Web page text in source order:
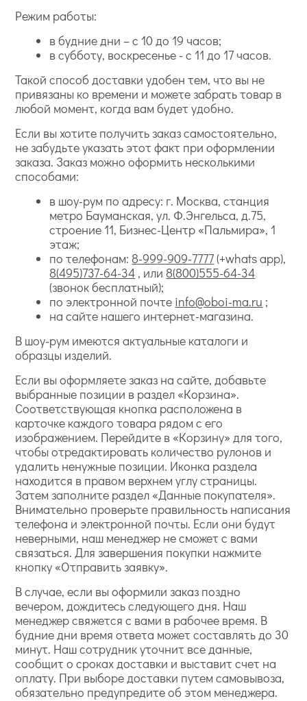
Режим работы:
в будние дни – с 10 до 19 часов;
в субботу, воскресенье - с 11 до 17 часов.
Такой способ доставки удобен тем, что вы не
привязаны ко времени и можете забрать товар в
любой момент, когда вам будет удобно.
Если вы хотите получить заказ самостоятельно,
не забудьте указать этот факт при оформлении
заказа. Заказ можно оформить несколькими
способами:
в шоу-рум по адресу: г. Москва, станция
метро Бауманская, ул. Ф.Энгельса, д.75,
строение 11, Бизнес-Центр «Пальмира», 1
этаж;
по телефонам: 8-999-909-7777(+whats app),
8(495)737-64-34 , или 8(800)555-64-34
(звонок бесплатный);
по электронной почте info@oboi-ma.ru ;
на сайте нашего интернет-магазина.
В шоу-рум имеются актуальные каталоги и
образцы изделий.
Если вы оформляете заказ на сайте, добавьте
выбранные позиции в раздел «Корзина».
Соответствующая кнопка расположена в
карточке каждого товара рядом с его
изображением. Перейдите в «Корзину» для того,
чтобы отредактировать количество рулонов и
удалить ненужные позиции. Иконка раздела
находится в правом верхнем углу страницы.
Затем заполните раздел «Данные покупателя».
Внимательно проверьте правильность написания
телефона и электронной почты. Если они будут
неверными, наш менеджер не сможет с вами
связаться. Для завершения покупки нажмите
кнопку «Отправить заявку».
В случае, если вы оформили заказ поздно
вечером, дождитесь следующего дня. Наш
менеджер свяжется с вами в рабочее время. В
будние дни время ответа может составлять до 30
минут. Наш сотрудник уточнит все данные,
сообщит о сроках доставки и выставит счет на
оплату. При выборе доставки путем самовывоза,
обязательно предупредите об этом менеджера.